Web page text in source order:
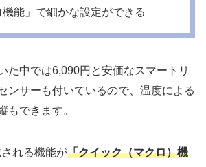
機能」で細かな設定ができる
た中では6,090円と安価なスマートリ
ンサーも付いているので、温度による
もできます。
れる機能が「クイック（マクロ）機